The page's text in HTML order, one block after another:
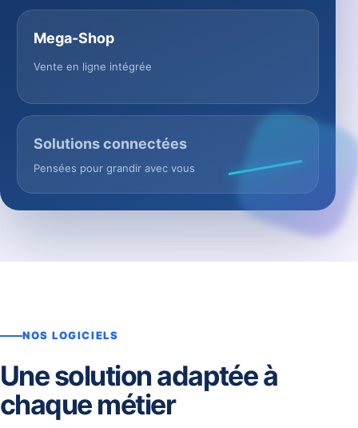
Mega-Shop
Vente en ligne intégrée
Solutions connectées
Pensées pour grandir avec vous
NOS LOGICIELS
Une solution adaptée à
chaque métier